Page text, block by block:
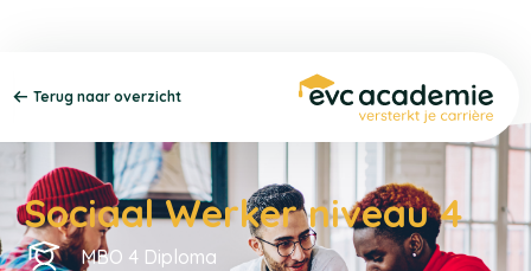
Terug naar overzicht
Sociaal Werker niveau 4
MBO 4 Diploma